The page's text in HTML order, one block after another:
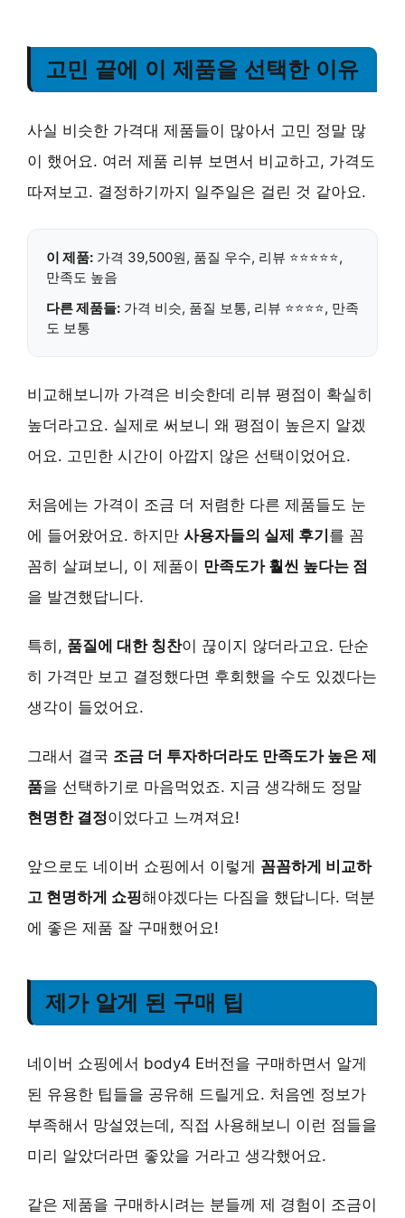
고민 끝에 이 제품을 선택한 이유
사실 비슷한 가격대 제품들이 많아서 고민 정말 많
이 했어요. 여러 제품 리뷰 보면서 비교하고, 가격도
따져보고. 결정하기까지 일주일은 걸린 것 같아요.
이 제품: 가격 39,500원, 품질 우수, 리뷰 ⭐⭐⭐⭐⭐,
만족도 높음
다른 제품들: 가격 비슷, 품질 보통, 리뷰 ⭐⭐⭐⭐, 만족
도 보통
비교해보니까 가격은 비슷한데 리뷰 평점이 확실히
높더라고요. 실제로 써보니 왜 평점이 높은지 알겠
어요. 고민한 시간이 아깝지 않은 선택이었어요.
처음에는 가격이 조금 더 저렴한 다른 제품들도 눈
에 들어왔어요. 하지만 사용자들의 실제 후기를 꼼
꼼히 살펴보니, 이 제품이 만족도가 훨씬 높다는 점
을 발견했답니다.
특히, 품질에 대한 칭찬이 끊이지 않더라고요. 단순
히 가격만 보고 결정했다면 후회했을 수도 있겠다는
생각이 들었어요.
그래서 결국 조금 더 투자하더라도 만족도가 높은 제
품을 선택하기로 마음먹었죠. 지금 생각해도 정말
현명한 결정이었다고 느껴져요!
앞으로도 네이버 쇼핑에서 이렇게 꼼꼼하게 비교하
고 현명하게 쇼핑해야겠다는 다짐을 했답니다. 덕분
에 좋은 제품 잘 구매했어요!
제가 알게 된 구매 팁
네이버 쇼핑에서 body4 E버전을 구매하면서 알게
된 유용한 팁들을 공유해 드릴게요. 처음엔 정보가
부족해서 망설였는데, 직접 사용해보니 이런 점들을
미리 알았더라면 좋았을 거라고 생각했어요.
같은 제품을 구매하시려는 분들께 제 경험이 조금이